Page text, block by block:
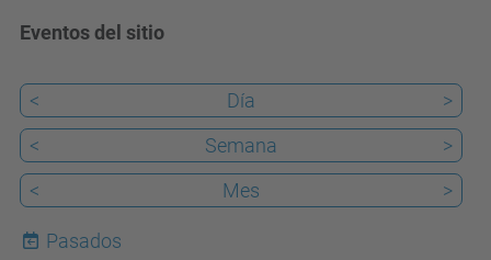
Eventos del sitio
< Día
>
<
Semana
>
<
Mes >
Pasados